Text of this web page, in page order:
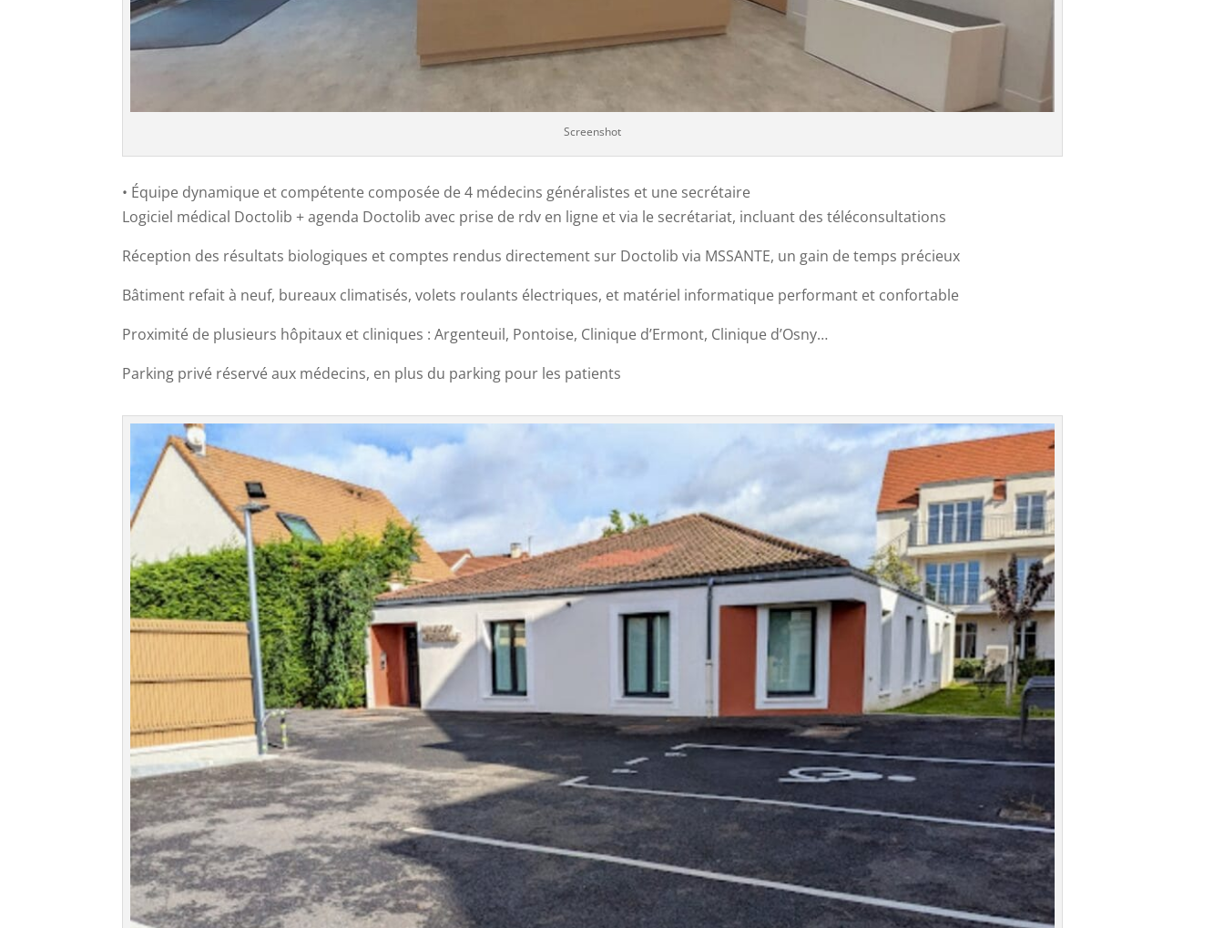
Screenshot
• Équipe dynamique et compétente composée de 4 médecins généralistes et une secrétaire
Logiciel médical Doctolib + agenda Doctolib avec prise de rdv en ligne et via le secrétariat, incluant des téléconsultations
Réception des résultats biologiques et comptes rendus directement sur Doctolib via MSSANTE, un gain de temps précieux
Bâtiment refait à neuf, bureaux climatisés, volets roulants électriques, et matériel informatique performant et confortable
Proximité de plusieurs hôpitaux et cliniques : Argenteuil, Pontoise, Clinique d’Ermont, Clinique d’Osny…
Parking privé réservé aux médecins, en plus du parking pour les patients